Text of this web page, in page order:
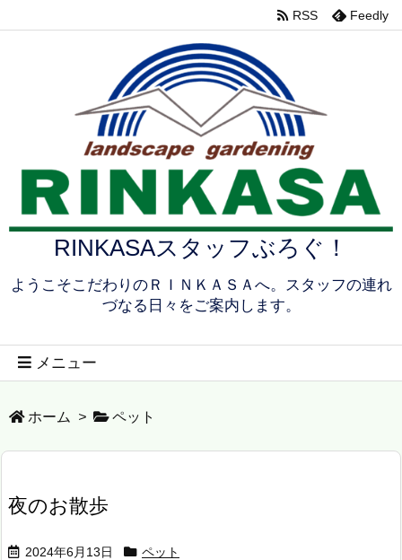
RINKASAスタッフぶろぐ！
ようこそこだわりのＲＩＮＫＡＳＡへ。スタッフの連れ
づなる日々をご案内します。
メニュー
RSS Feedly
ホーム > ペット
夜のお散歩
2024年6月13日 ペット